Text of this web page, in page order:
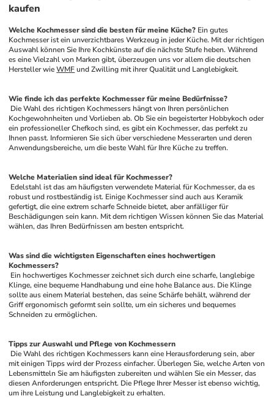
kaufen
Welche Kochmesser sind die besten für meine Küche? Ein gutes
Kochmesser ist ein unverzichtbares Werkzeug in jeder Küche. Mit der richtigen
Auswahl können Sie Ihre Kochkünste auf die nächste Stufe heben. Während
es eine Vielzahl von Marken gibt, überzeugen uns vor allem die deutschen
Hersteller wie WMF und Zwilling mit ihrer Qualität und Langlebigkeit.
Wie finde ich das perfekte Kochmesser für meine Bedürfnisse?
Kochgewohnheiten und Vorlieben ab. Ob Sie ein begeisterter Hobbykoch oder
ein professioneller Chefkoch sind, es gibt ein Kochmesser, das perfekt zu
Ihnen passt. Informieren Sie sich über verschiedene Messerarten und deren
Anwendungsbereiche, um die beste Wahl für Ihre Küche zu treffen.
Welche Materialien sind ideal für Kochmesser?
robust und rostbeständig ist. Einige Kochmesser sind auch aus Keramik
gefertigt, die eine extrem scharfe Schneide bietet, aber anfälliger für
Beschädigungen sein kann. Mit dem richtigen Wissen können Sie das Material
wählen, das Ihren Bedürfnissen am besten entspricht.
Was sind die wichtigsten Eigenschaften eines hochwertigen
Kochmessers?
Klinge, eine bequeme Handhabung und eine hohe Balance aus. Die Klinge
sollte aus einem Material bestehen, das seine Schärfe behält, während der
Griff ergonomisch geformt sein sollte, um ein sicheres und bequemes
Schneiden zu ermöglichen.
Tipps zur Auswahl und Pflege von Kochmessern
mit einigen Tipps wird der Prozess einfacher. Überlegen Sie, welche Arten von
Lebensmitteln Sie am häufigsten zubereiten und wählen Sie ein Messer, das
diesen Anforderungen entspricht. Die Pflege Ihrer Messer ist ebenso wichtig,
um ihre Leistung und Langlebigkeit zu erhalten.